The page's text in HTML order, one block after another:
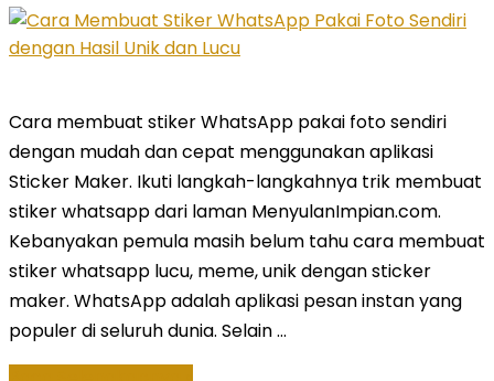
Cara membuat stiker WhatsApp pakai foto sendiri
dengan mudah dan cepat menggunakan aplikasi
Sticker Maker. Ikuti langkah-langkahnya trik membuat
stiker whatsapp dari laman MenyulanImpian.com.
Kebanyakan pemula masih belum tahu cara membuat
stiker whatsapp lucu, meme, unik dengan sticker
maker. WhatsApp adalah aplikasi pesan instan yang
populer di seluruh dunia. Selain …